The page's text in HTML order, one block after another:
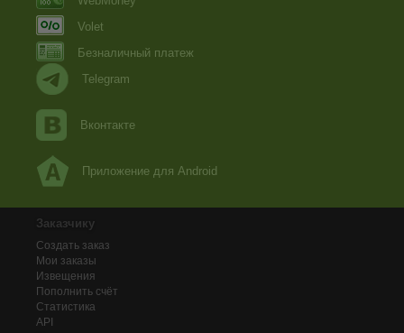
Volet
Безналичный платеж
Telegram
Вконтакте
Приложение для Android
Заказчику
Создать заказ
Мои заказы
Извещения
Пополнить счёт
Статистика
API